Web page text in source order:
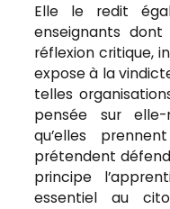
Elle le redit
enseignants
réflexion critique,
expose à la
telles
pensée sur
qu’elles
prétendent
principe
essentiel au